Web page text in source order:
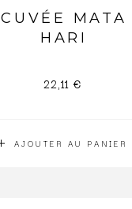
AJOUTER AU PANIER
CUVÉE MATA
HARI
22,11 €